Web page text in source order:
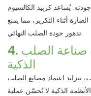
يُساعد كربيد الكالسيوم
أثناء التكرير، مما يمنع
تدهور جودة الصلب النهائي.
4. تعزيز الأتمتة وتقنيات صناعة الصلب
الذكية
يتزايد اعتماد مصانع الصلب
الذكية لا تُحسّن عملية